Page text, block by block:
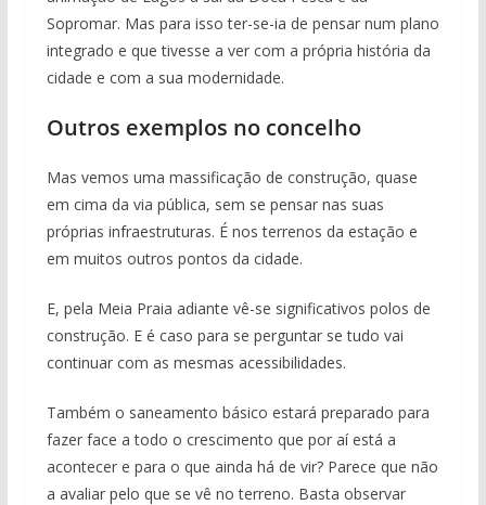
Sopromar. Mas para isso ter-se-ia de pensar num plano
integrado e que tivesse a ver com a própria história da
cidade e com a sua modernidade.
Outros exemplos no concelho
Mas vemos uma massificação de construção, quase
em cima da via pública, sem se pensar nas suas
próprias infraestruturas. É nos terrenos da estação e
em muitos outros pontos da cidade.
E, pela Meia Praia adiante vê-se significativos polos de
construção. E é caso para se perguntar se tudo vai
continuar com as mesmas acessibilidades.
Também o saneamento básico estará preparado para
fazer face a todo o crescimento que por aí está a
acontecer e para o que ainda há de vir? Parece que não
a avaliar pelo que se vê no terreno. Basta observar